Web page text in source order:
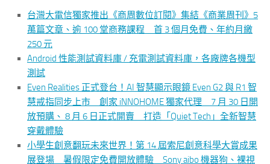
台灣大電信獨家推出《商周數位訂閱》集結《商業周刊》5
萬篇文章、逾 100 堂商務課程 首 3 個月免費、年約月繳
250 元
Android 性能測試資料庫 / 充電測試資料庫，各廠牌各機型
測試
Even Realities 正式登台！AI 智慧顯示眼鏡 Even G2 與 R1 智
慧戒指同步上市 創家 iNNOHOME 獨家代理 7 月 30 日開
放預購、 8 月 6 日正式開賣 打造「Quiet Tech」全新智慧
穿戴體驗
小學生創意翻玩未來世界！第 14 屆索尼創意科學大賞成果
展登場 暑假限定免費開放體驗 Sony aibo 機器狗、裸視